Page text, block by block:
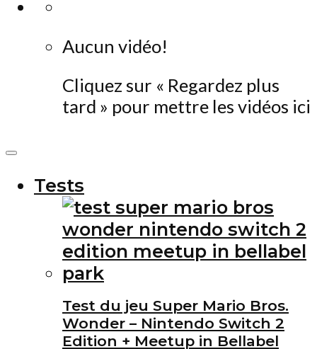
Aucun vidéo!
Cliquez sur « Regardez plus
tard » pour mettre les vidéos ici
Tests
Test du jeu Super Mario Bros.
Wonder – Nintendo Switch 2
Edition + Meetup in Bellabel